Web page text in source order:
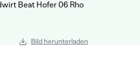
Bild herunterladen